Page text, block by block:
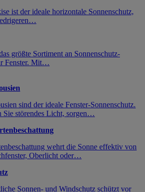
ist der ideale horizontale Sonnenschutz,
größte Sortiment an Sonnenschutz-
Fenster. Mit…
sind der ideale Fenster-Sonnenschutz.
Sie störendes Licht, sorgen…
wehrt die Sonne effektiv von
Oberlicht oder…
Sonnen- und Windschutz schützt vor